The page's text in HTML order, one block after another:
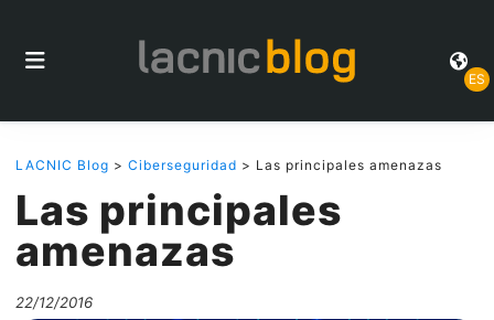
ES
LACNIC Blog > Ciberseguridad > Las principales amenazas
Las principales
amenazas
22/12/2016